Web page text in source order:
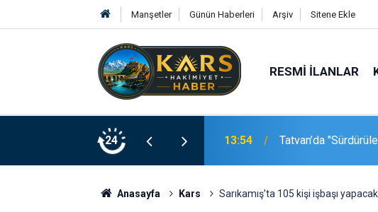
Manşetler Günün Haberleri Arşiv Sitene Ekle
RESMI İLANLAR
24 13:54 Tatvan’da
Anasayfa Kars Sarıkamış’ta 105 kişi işbaşı yapacak